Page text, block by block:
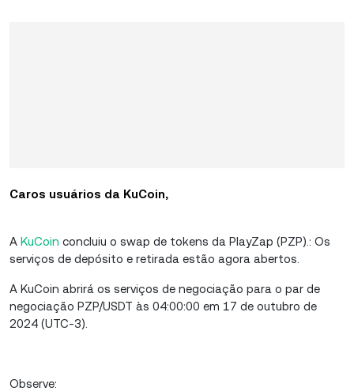
Caros usuários da KuCoin,
A KuCoin concluiu o swap de tokens da PlayZap (PZP).: Os
serviços de depósito e retirada estão agora abertos.
A KuCoin abrirá os serviços de negociação para o par de
negociação PZP/USDT às 04:00:00 em 17 de outubro de
2024 (UTC-3).
Observe: